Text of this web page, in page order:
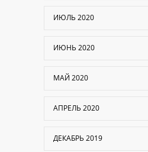
ИЮЛЬ 2020
ИЮНЬ 2020
МАЙ 2020
АПРЕЛЬ 2020
ДЕКАБРЬ 2019